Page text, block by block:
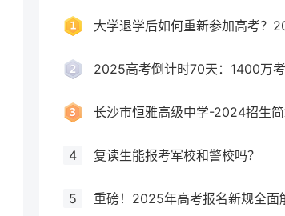
长沙市恒雅高级中学-2024招生
4 复读生能报考军校和警校吗？
5